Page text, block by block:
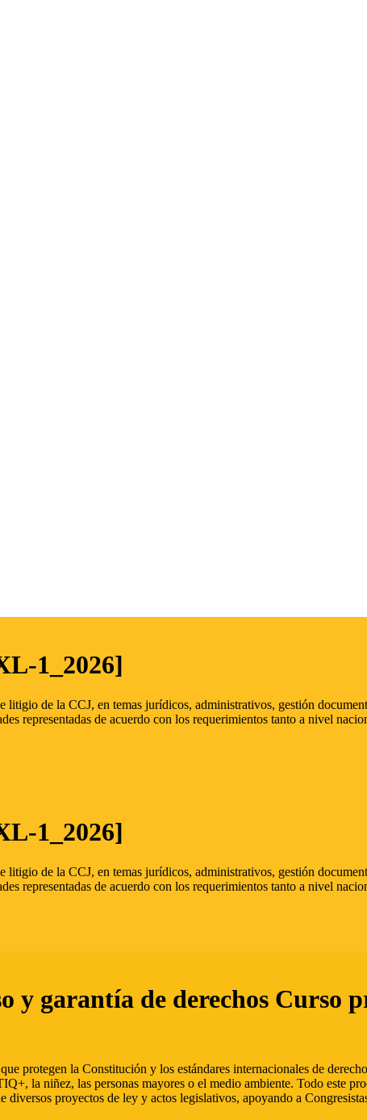
1_2026]
de la CCJ, en temas jurídicos, administrativos, gestión
representadas de acuerdo con los requerimientos tanto a nivel
1_2026]
de la CCJ, en temas jurídicos, administrativos, gestión
representadas de acuerdo con los requerimientos tanto a nivel
y garantía de derechos Curso
protegen la Constitución y los estándares internacionales de
la niñez, las personas mayores o el medio ambiente. Todo este
proyectos de ley y actos legislativos, apoyando a